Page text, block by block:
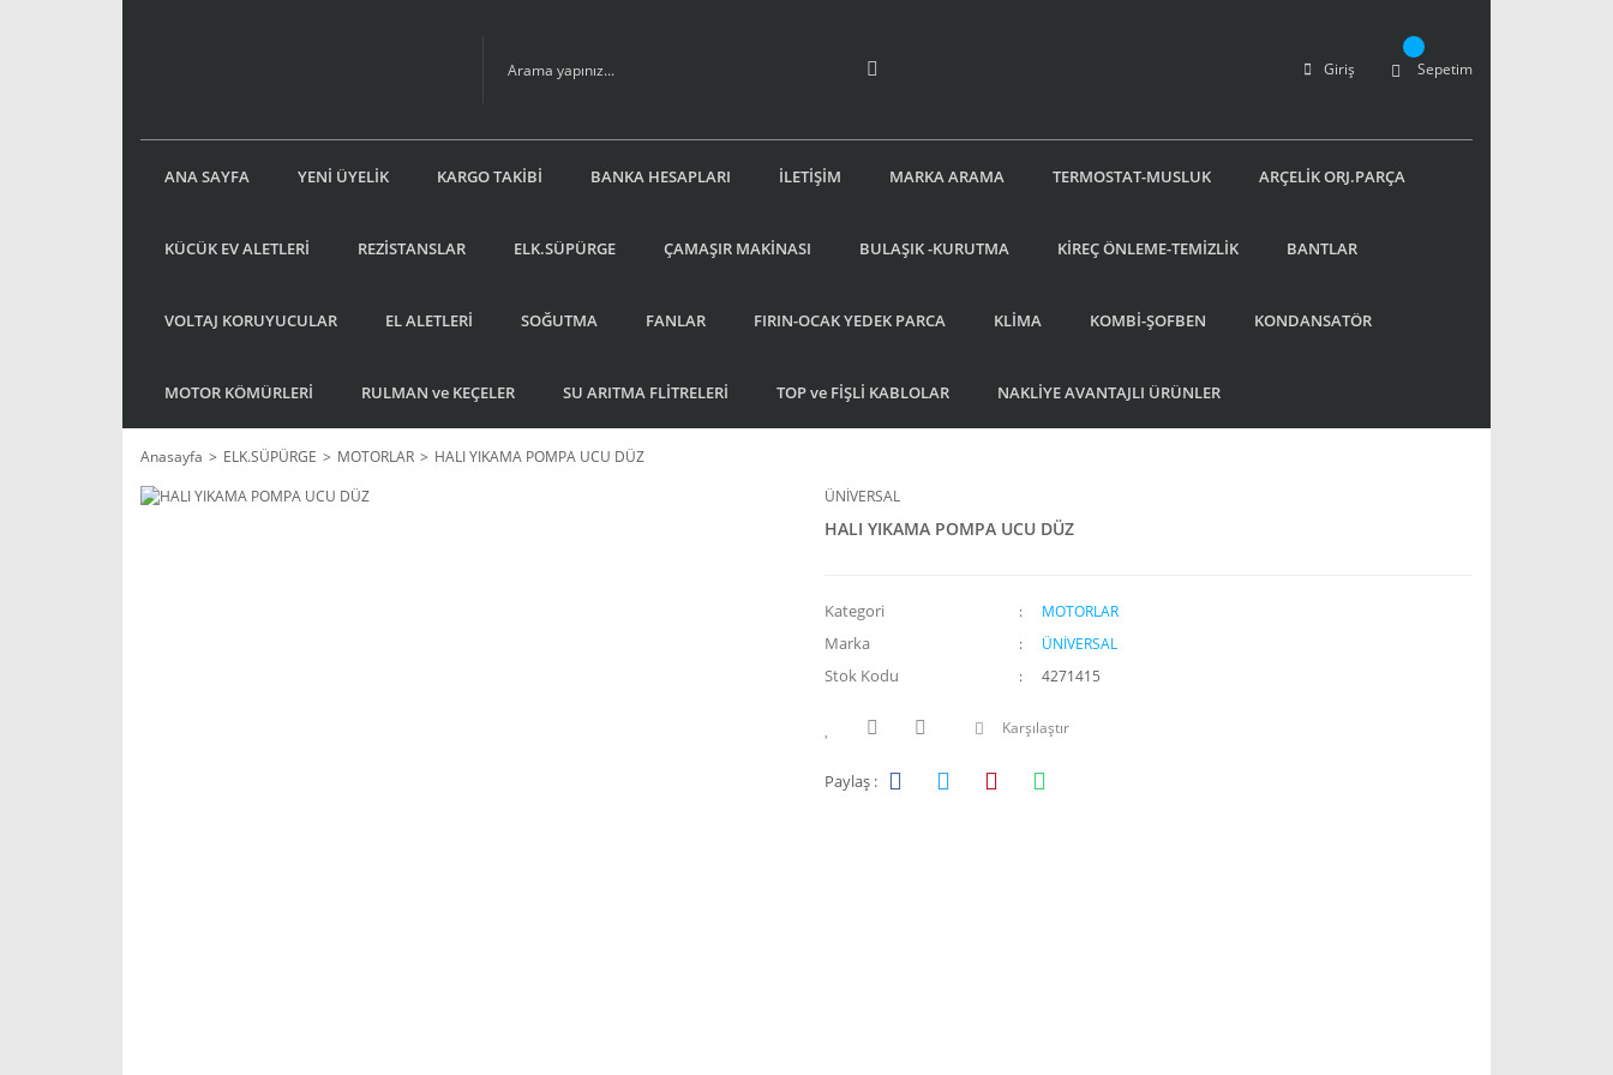
Giriş Sepetim
ANA SAYFA YENİ ÜYELİK KARGO TAKİBİ BANKA HESAPLARI İLETİŞİM MARKA ARAMA TERMOSTAT-MUSLUK ARÇELİK ORJ.PARÇA
KÜCÜK EV ALETLERİ REZİSTANSLAR ELK.SÜPÜRGE ÇAMAŞIR MAKİNASI BULAŞIK -KURUTMA KİREÇ ÖNLEME-TEMİZLİK BANTLAR
VOLTAJ KORUYUCULAR EL ALETLERİ SOĞUTMA FANLAR FIRIN-OCAK YEDEK PARCA KLİMA KOMBİ-ŞOFBEN KONDANSATÖR
MOTOR KÖMÜRLERİ RULMAN ve KEÇELER SU ARITMA FLİTRELERİ TOP ve FİŞLİ KABLOLAR NAKLİYE AVANTAJLI ÜRÜNLER
Anasayfa ELK.SÜPÜRGE MOTORLAR
HALI YIKAMA POMPA UCU DÜZ
ÜNİVERSAL
HALI YIKAMA POMPA UCU DÜZ
Kategori MOTORLAR
Marka ÜNİVERSAL
Stok Kodu 4271415
Karşılaştır
Paylaş :